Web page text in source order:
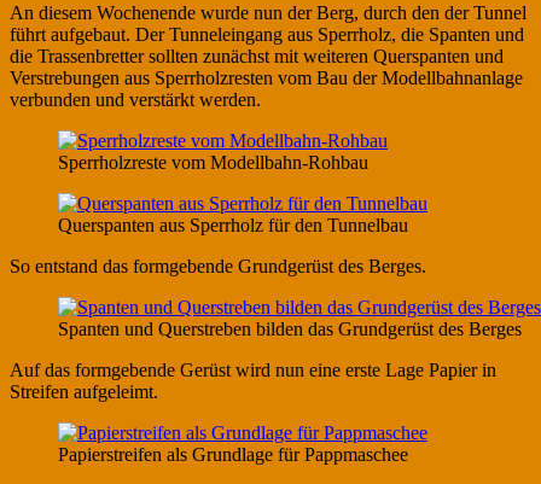
An diesem Wochenende wurde nun der Berg, durch den der Tunnel
führt aufgebaut. Der Tunneleingang aus Sperrholz, die Spanten und
die Trassenbretter sollten zunächst mit weiteren Querspanten und
Verstrebungen aus Sperrholzresten vom Bau der Modellbahnanlage
verbunden und verstärkt werden.
Sperrholzreste vom Modellbahn-Rohbau
Querspanten aus Sperrholz für den Tunnelbau
So entstand das formgebende Grundgerüst des Berges.
Spanten und Querstreben bilden das Grundgerüst des Berges
Auf das formgebende Gerüst wird nun eine erste Lage Papier in
Streifen aufgeleimt.
Papierstreifen als Grundlage für Pappmaschee